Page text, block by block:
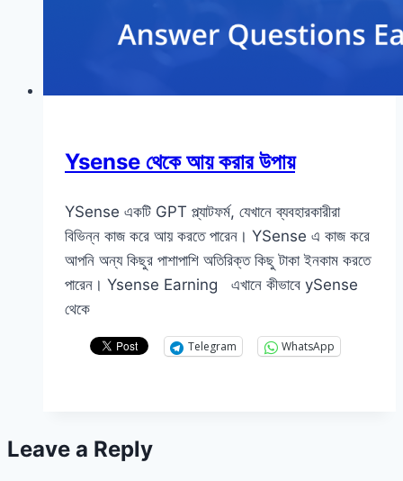
Ysense থেকে আয় করার উপায়
YSense একটি GPT প্ল্যাটফর্ম, যেখানে ব্যবহারকারীরা
বিভিন্ন কাজ করে আয় করতে পারেন। YSense এ কাজ করে
আপনি অন্য কিছুর পাশাপাশি অতিরিক্ত কিছু টাকা ইনকাম করতে
পারেন। Ysense Earning এখানে কীভাবে ySense
থেকে
Telegram WhatsApp
Leave a Reply